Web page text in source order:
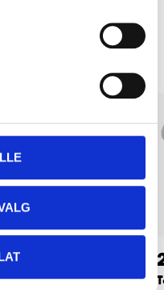
also bought
90
bits T10, 2 parts